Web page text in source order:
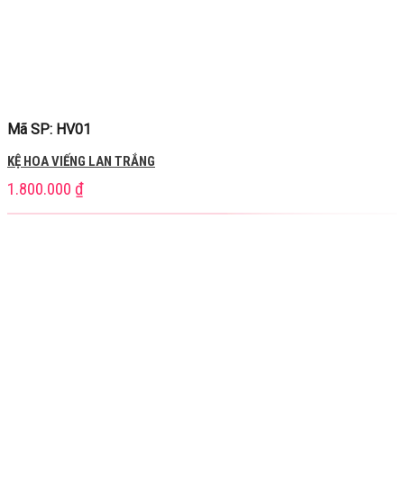
Mã SP: HV01
KỆ HOA VIẾNG LAN TRẮNG
1.800.000 ₫